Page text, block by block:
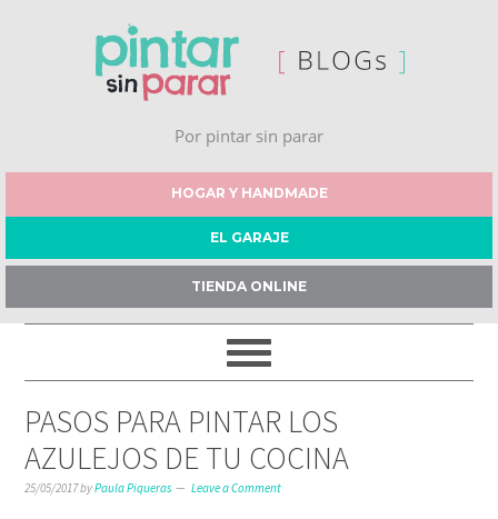
Por pintar sin parar
HOGAR Y HANDMADE
EL GARAJE
TIENDA ONLINE
PASOS PARA PINTAR LOS
AZULEJOS DE TU COCINA
25/05/2017byPaula Piqueras Leave a Comment